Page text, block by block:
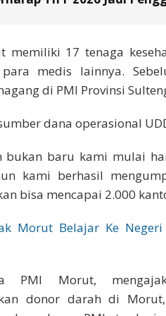
memiliki 17 tenaga
medis lainnya.
di PMI Provinsi
dana operasional
bukan baru kami mulai
kami berhasil
bisa mencapai 2.000
Morut Belajar Ke
PMI Morut,
donor darah di